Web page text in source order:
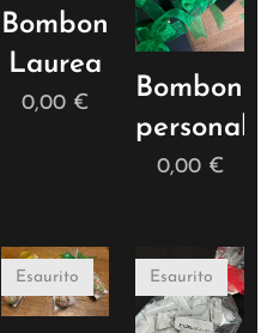
Bomboniere
Laurea
0,00 €
0,00€
Esaurito Esaurito